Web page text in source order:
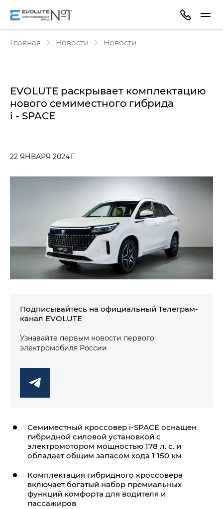
Главная Новости Новости
EVOLUTE раскрывает комплектацию
нового семиместного гибрида
i - SPACE
22 ЯНВАРЯ 2024 Г.
Подписывайтесь на официальный Телеграм-
канал EVOLUTE
Узнавайте первым новости первого
электромобиля России
Семиместный кроссовер i‑SPACE оснащен
гибридной силовой установкой с
электромотором мощностью 178 л. с. и
обладает общим запасом хода 1 150 км
Комплектация гибридного кроссовера
включает богатый набор премиальных
функций комфорта для водителя и
пассажиров